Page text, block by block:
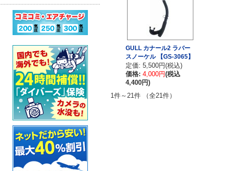
ログタンク
保護アイテム
フラッグ
防水アイテム
その他
パーツ・その他
シャフト
シャフトアクセサリー
スリングゴム
モリ先
ウィッシュボン
ライン
バンジー
コンプレッサー本体
ステッカー
超音波洗浄機
超音波洗浄機
アクセサリー・その他
その他
オクトパス
ゲージ
BCジャケット
オクトパスインフレーター
（AIR-2等）
インフレーター
セット
マスク
スノーケル
フィン
ブーツ
グローブ
セット
スーツ
ウェットスーツ
ドライスーツ
フード・ベスト
ボートコート
バッグ
メッシュバッグ
キャスター・キャリーバッグ
ハードケース
ウォータープルーフバッグ
ペリカンケース
レギュレターバッグ
スーツバッグ
アクセサリー
ナイフ
カラビナ・フック
ホース、ゲージ、オクトパス
ホルダー
スレート
指示棒
マスク曇り止め
水中ライト
ウェイト
セーフティーグッズ
フロート・シグナルブイ
ホーン・ブザー
ライフジャケット
タンク
簡易潜水器具
水中銃(スピアガン)・手モリ関
ゲージ オーバーホール
インフレーターオクトパス
インフレーター オーバーホー
BC（インフレーター含む）オ
ーバーホール
タンク耐圧検査
タンクバルブ オーバーホール
ダイブコンピューター バッテ
リー交換
エアチャージ
ドライスーツ
キッズ用ウェットスーツ
重器材セット
スノーケリング3点セット
スノーケリングセット
レギュレター
BCジャケット
GULL カナール2 ラバー
スノーケル 【GS-3065】
定価: 5,500円(税込)
価格: 4,000円(税込
4,400円)
1件～21件 （全21件）